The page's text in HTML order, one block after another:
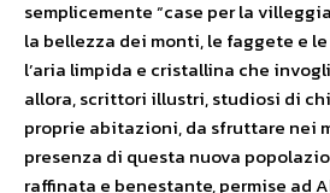
semplicemente “case per la
la bellezza dei monti, le faggete e
l’aria limpida e cristallina che
allora, scrittori illustri, studiosi di
proprie abitazioni, da sfruttare nei
presenza di questa nuova
raffinata e benestante, permise ad